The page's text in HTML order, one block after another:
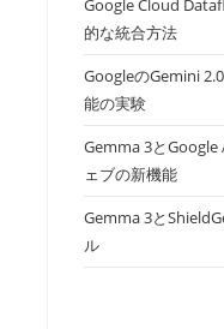
Google Cloud
的な統合方法
GoogleのGemini
能の実験
Gemma 3とGoogle
ェブの新機能
Gemma 3と
ル